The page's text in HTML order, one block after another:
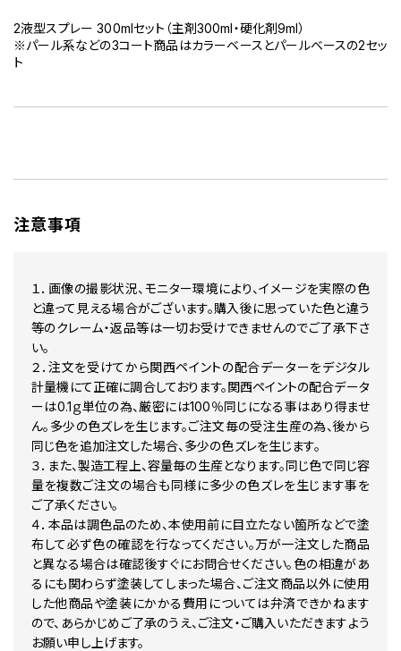
DN1 フォレストグリーン2P
DP0 フォレストブルーパール2P
DW0 ジェイドグリーン2P
E20 サンドカーキ2S
E23 プライムゴールドM
EAC プレミアムアルティメイトイエロー
EAH メローゴールド(M)
EAK ビートニックゴールド(M)
EAN チタニウムカーキ(PM)
EAR キャニオンブロンズ(PM)
EAU タンジェリンオレンジ(PM)
EAV サンライトイエロー(P)
EBA オリーブグリーン(TM)
EBB プレミアムコロナオレンジ(PM)
EBG アルティメイトシャイニーオレンジ(4CM)
EBL サンライズオレンジ(RPM)
EH0 ベージュ
EH5 ブラウンM
EP2 イエロー2S
ES6 グレイッシュベージュ2M
EV0 ベージュ2M
EV1 ライトニングイエロー2S
EV5 ライトゴールド 2M
EW1 グリニッシュイエロー2S
EW2 ライトイエロー S
EY0 シリカブレス(2RPM)
F20 ディープターコイズ2P
2液型スプレー 300mlセット（主剤300ml・硬化剤9ml）
※パール系などの3コート商品はカラーベースとパールベースの2セッ
ト
注意事項
１．画像の撮影状況、モニター環境により、イメージを実際の色
と違って見える場合がございます。購入後に思っていた色と違う
等のクレーム・返品等は一切お受けできませんのでご了承下さ
い。
２．注文を受けてから関西ペイントの配合データーをデジタル
計量機にて正確に調合しております。関西ペイントの配合データ
ーは0.1ｇ単位の為、厳密には100％同じになる事はあり得ませ
ん。多少の色ズレを生じます。ご注文毎の受注生産の為、後から
同じ色を追加注文した場合、多少の色ズレを生じます。
３．また、製造工程上、容量毎の生産となります。同じ色で同じ容
量を複数ご注文の場合も同様に多少の色ズレを生じます事を
ご了承ください。
４．本品は調色品のため、本使用前に目立たない箇所などで塗
布して必ず色の確認を行なってください。万が一注文した商品
と異なる場合は確認後すぐにお問合せください。色の相違があ
るにも関わらず塗装してしまった場合、ご注文商品以外に使用
した他商品や塗装にかかる費用については弁済できかねます
ので、あらかじめご了承のうえ、ご注文・ご購入いただきますよう
お願い申し上げます。